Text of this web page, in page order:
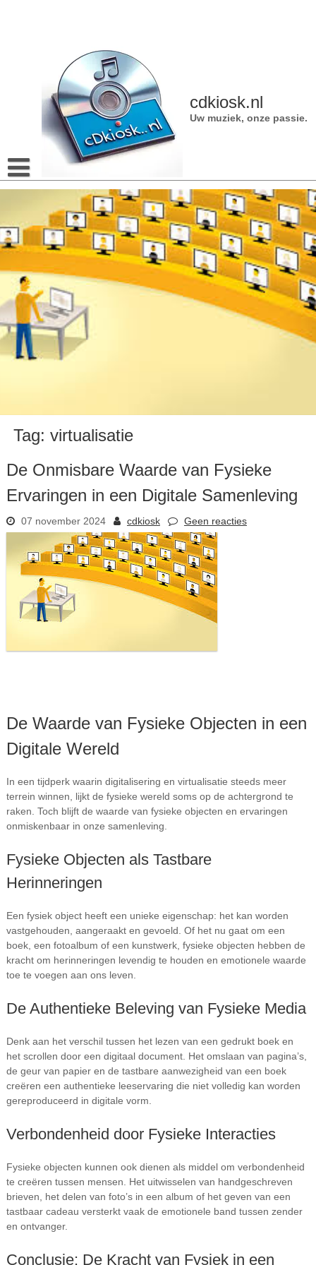
cdkiosk.nl
Uw muziek, onze passie.
Tag: virtualisatie
De Onmisbare Waarde van Fysieke
Ervaringen in een Digitale Samenleving
07 november 2024 cdkiosk Geen reacties
De Waarde van Fysieke Objecten in een
Digitale Wereld
In een tijdperk waarin digitalisering en virtualisatie steeds meer
terrein winnen, lijkt de fysieke wereld soms op de achtergrond te
raken. Toch blijft de waarde van fysieke objecten en ervaringen
onmiskenbaar in onze samenleving.
Fysieke Objecten als Tastbare
Herinneringen
Een fysiek object heeft een unieke eigenschap: het kan worden
vastgehouden, aangeraakt en gevoeld. Of het nu gaat om een
boek, een fotoalbum of een kunstwerk, fysieke objecten hebben de
kracht om herinneringen levendig te houden en emotionele waarde
toe te voegen aan ons leven.
De Authentieke Beleving van Fysieke Media
Denk aan het verschil tussen het lezen van een gedrukt boek en
het scrollen door een digitaal document. Het omslaan van pagina’s,
de geur van papier en de tastbare aanwezigheid van een boek
creëren een authentieke leeservaring die niet volledig kan worden
gereproduceerd in digitale vorm.
Verbondenheid door Fysieke Interacties
Fysieke objecten kunnen ook dienen als middel om verbondenheid
te creëren tussen mensen. Het uitwisselen van handgeschreven
brieven, het delen van foto’s in een album of het geven van een
tastbaar cadeau versterkt vaak de emotionele band tussen zender
en ontvanger.
Conclusie: De Kracht van Fysiek in een